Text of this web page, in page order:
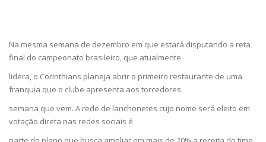
Na mesma semana de dezembro em que estará disputando a reta
final do campeonato brasileiro, que atualmente
lidera, o Corinthians planeja abrir o primeiro restaurante de uma
franquia que o clube apresenta aos torcedores
semana que vem. A rede de lanchonetes cujo nome será eleito em
votação direta nas redes sociais é